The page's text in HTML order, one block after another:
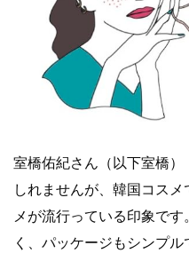
室橋佑紀さん（以下室橋
しれませんが、韓国コス
メが流行っている印象で
く、パッケージもシンプ